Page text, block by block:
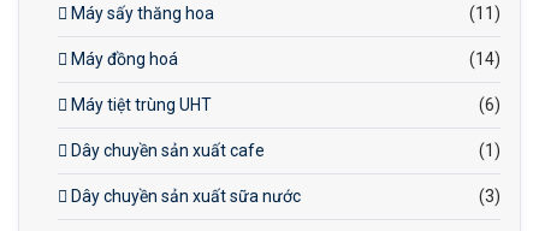
Máy sấy thăng hoa (11)
Máy đồng hoá (14)
Máy tiệt trùng UHT (6)
Dây chuyền sản xuất cafe (1)
Dây chuyền sản xuất sữa nước (3)